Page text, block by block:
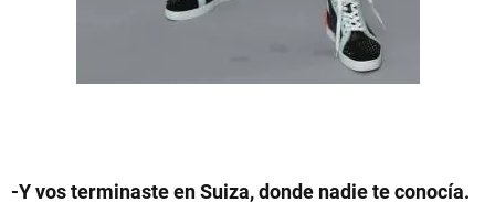
-Y vos terminaste en Suiza, donde nadie te conocía.